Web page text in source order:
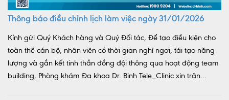
Thông báo điều chỉnh lịch làm việc ngày 31/01/2026
Kính gửi Quý Khách hàng và Quý Đối tác, Để tạo điều kiện cho
toàn thể cán bộ, nhân viên có thời gian nghỉ ngơi, tái tạo năng
lượng và gắn kết tinh thần đồng đội thông qua hoạt động team
building, Phòng khám Đa khoa Dr. Binh Tele_Clinic xin trân...